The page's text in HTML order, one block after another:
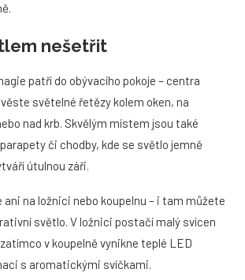
nešetřit
patří do obývacího pokoje – centra
světelné řetězy kolem oken, na
nad krb. Skvělým místem jsou také
či chodby, kde se světlo jemně
útulnou záři.
ani na ložnici nebo koupelnu – i tam můžete
světlo. V ložnici postačí malý svícen
v koupelně vynikne teplé LED
s aromatickými svíčkami.